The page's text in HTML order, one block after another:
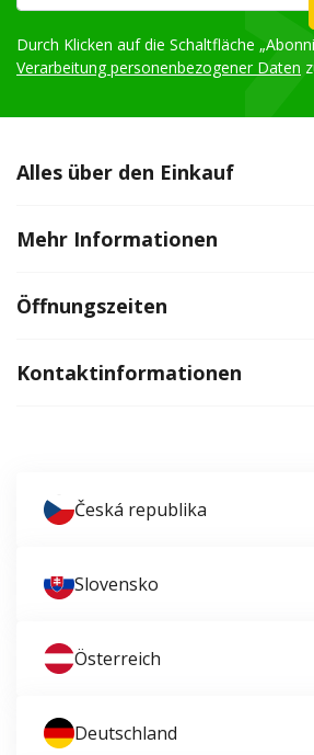
Durch Klicken auf die Schaltfläche
Verarbeitung personenbezogener Daten
Alles über den Einkauf
Mehr Informationen
Öffnungszeiten
Kontaktinformationen
Česká republika
Slovensko
Österreich
Deutschland